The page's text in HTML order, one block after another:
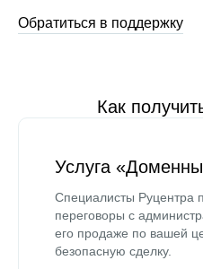
Обратиться в поддержку
Как
Услуга
Специалисты Руцентра
переговоры с
его продаже по вашей
безопасную сделку.